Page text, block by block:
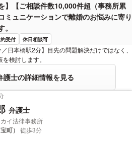
】【ご相談件数10,000件超（事務所累
ミュニケーションで離婚のお悩みに寄り
受付 休日相談可
日本橋駅2分】目先の問題解決だけではなく、
検討します。
護士の詳細情報を見る
弁護士
イ法律事務所
町） 徒歩3分